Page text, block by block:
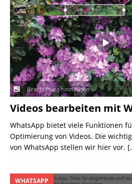
Videos bearbeiten mit
WhatsApp bietet viele Funktionen
Optimierung von Videos. Die
von WhatsApp stellen wir hier vor.
WHATSAPP